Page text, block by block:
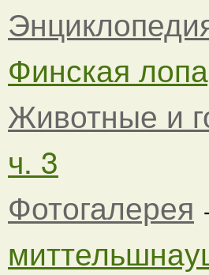
Финская
Животные и
ч. 3
Фотогалерея